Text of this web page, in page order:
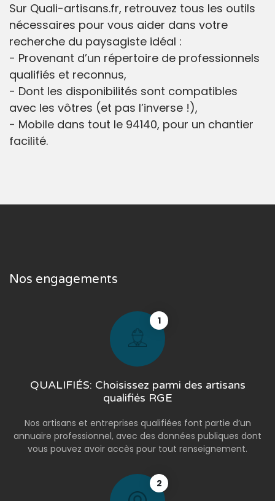
Sur Quali-artisans.fr, retrouvez tous les outils
nécessaires pour vous aider dans votre
recherche du paysagiste idéal :
- Provenant d’un répertoire de professionnels
qualifiés et reconnus,
- Dont les disponibilités sont compatibles
avec les vôtres (et pas l’inverse !),
- Mobile dans tout le 94140, pour un chantier
facilité.
Nos engagements
1
QUALIFIÉS: Choisissez parmi des artisans
qualifiés RGE
Nos artisans et entreprises qualifiées font partie d’un
annuaire professionnel, avec des données publiques dont
vous pouvez avoir accès pour tout renseignement.
2